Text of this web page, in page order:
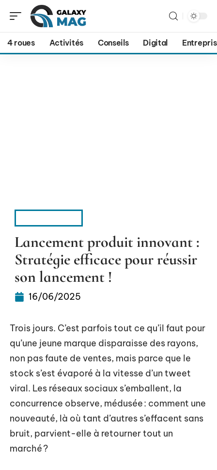
4 roues Activités Conseils Digital
Lancement produit innovant :
Stratégie efficace pour réussir
son lancement !
16/06/2025
Trois jours. C’est parfois tout ce qu’il faut pour
qu’une jeune marque disparaisse des rayons,
non pas faute de ventes, mais parce que le
stock s’est évaporé à la vitesse d’un tweet
viral. Les réseaux sociaux s’emballent, la
concurrence observe, médusée : comment une
nouveauté, là où tant d’autres s’effacent sans
bruit, parvient-elle à retourner tout un
marché ?